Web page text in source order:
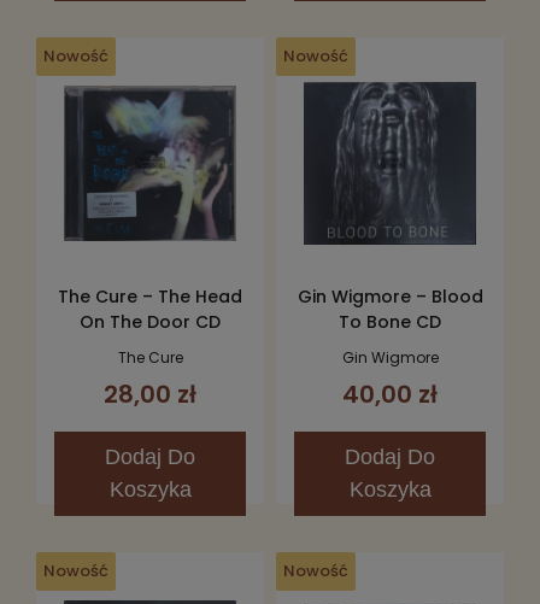
Nowość
The Cure – The Head
On The Door CD
The Cure
28,00 zł
Dodaj Do
Koszyka
Nowość
Gin Wigmore – Blood
To Bone CD
Gin Wigmore
40,00 zł
Dodaj Do
Koszyka
Nowość Nowość